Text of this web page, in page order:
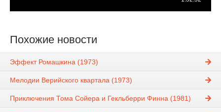
Похожие новости
Эффект Ромашкина (1973)
Мелодии Верийского квартала (1973)
Приключения Тома Сойера и Гекльберри Финна (1981)